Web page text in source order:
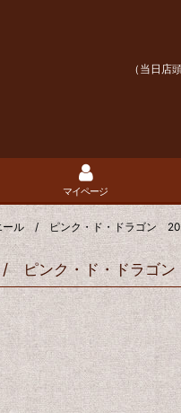
（当日店
マイページ
ール / ピンク・ド・ドラゴン
/ ピンク・ド・ドラゴ